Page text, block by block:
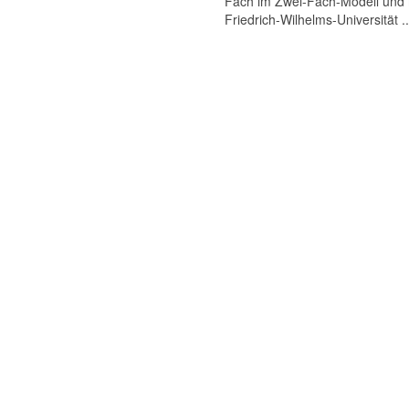
Friedrich-Wilhelms-Universität